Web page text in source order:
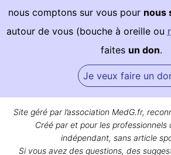
nous comptons sur vous pour nous
autour de vous (bouche à oreille ou
faites un don.
Je veux faire un
Site géré par l’association MedG.fr,
Créé par et pour les professionnels
indépendant, sans article
Si vous avez des questions, des